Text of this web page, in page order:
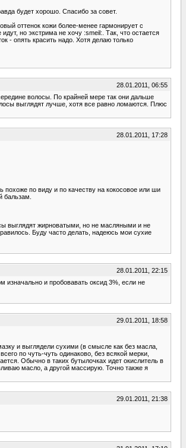
будет хорошо. Спасибо за совет.
оттенок кожи более-менее гармонирует с
но экстрима не хочу :smeil:. Так, что остается
- опять красить надо. Хотя делаю только
28.01.2011, 06:55
волосы. По крайней мере так они дальше
выглядят лучше, хотя все равно ломаются. Плюс
28.01.2011, 17:28
похоже по виду и по качеству на кокосовое или ши
бальзам.
выглядят жирноватыми, но не масляными и не
Буду часто делать, надеюсь мои сухие
28.01.2011, 22:15
и пробовавать оксид 3%, если не
29.01.2011, 18:58
и выглядели сухими (в смысле как без масла,
по чуть-чуть одинаково, без всякой мерки,
Обычно в таких бутылочках идет окислитель в
масло, а другой массирую. Точно также я
29.01.2011, 21:38